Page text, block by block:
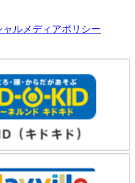
ルメディアポリシー